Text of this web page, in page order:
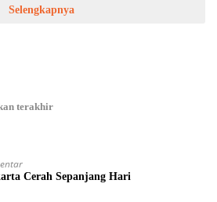
Selengkapnya
terakhir
Cerah Sepanjang Hari